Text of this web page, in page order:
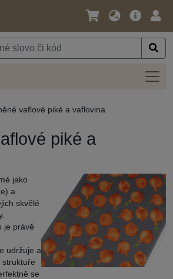
Jazyk
Měna
Hlavní
vaflové piké a vaflovina
piké a
jako
a
skvělé
je právě
udržuje a
struktuře
se